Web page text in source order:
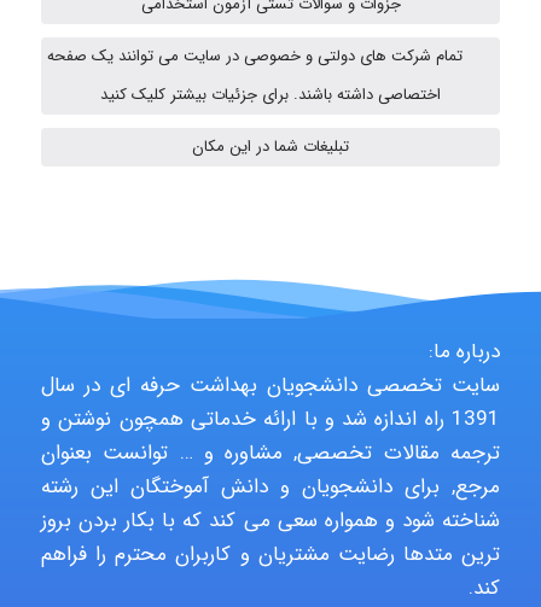
Jafar Tym
Niloofar
USER124
تمام شرکت های دولتی و خصوصی در سایت می توانند یک صفحه
اختصاصی داشته باشند. برای جزئیات بیشتر کلیک کنید
تبلیغات شما در این مکان
درباره ما:
سایت تخصصی دانشجویان بهداشت حرفه ای در سال
1391 راه اندازه شد و با ارائه خدماتی همچون نوشتن و
ترجمه مقالات تخصصی, مشاوره و … توانست بعنوان
مرجع, برای دانشجویان و دانش آموختگان این رشته
شناخته شود و همواره سعی می کند که با بکار بردن بروز
ترین متدها رضایت مشتریان و کاربران محترم را فراهم
کند.